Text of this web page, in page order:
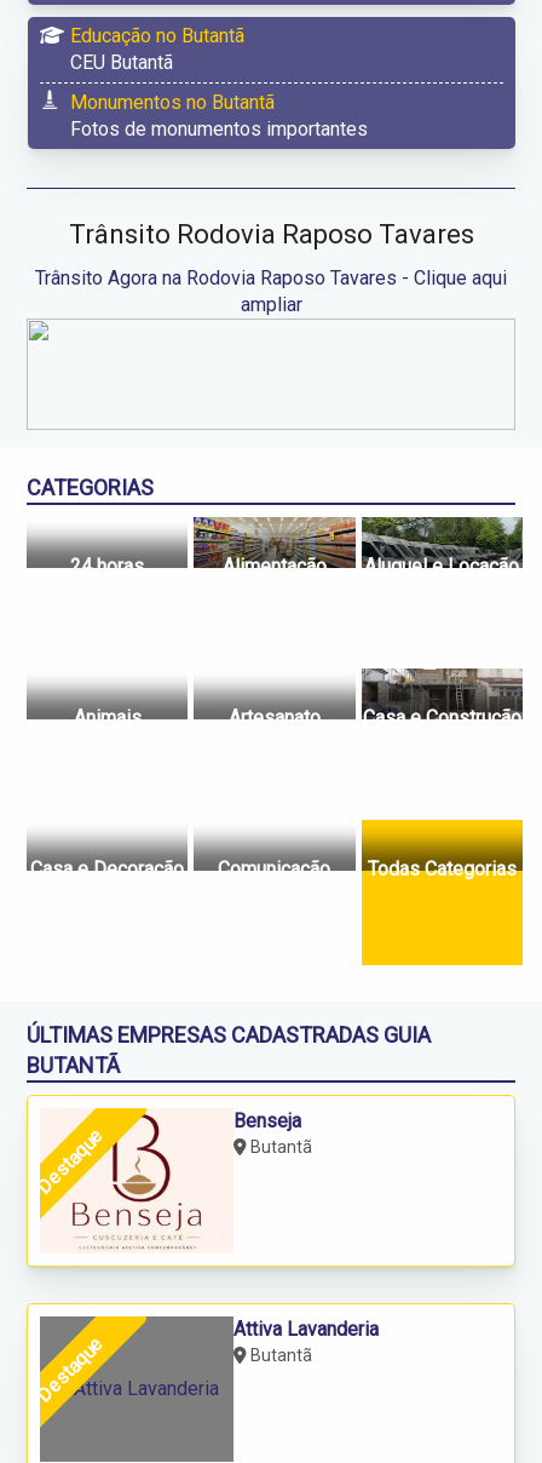
Educação no Butantã
CEU Butantã
Monumentos no Butantã
Fotos de monumentos importantes
Trânsito Rodovia Raposo Tavares
Trânsito Agora na Rodovia Raposo Tavares - Clique aqui
ampliar
CATEGORIAS
24 horas Alimentação Aluguel e Locação
Animais Artesanato Casa e Construção
Casa e Decoração Comunicação Todas Categorias
ÚLTIMAS EMPRESAS CADASTRADAS GUIA
BUTANTÃ
Destaque Butantã
Benseja
Destaque Butantã
Attiva Lavanderia